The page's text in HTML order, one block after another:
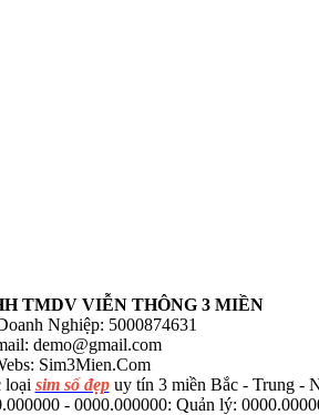
TMDV VIỄN THÔNG 3 MIỀN
Nghiệp: 5000874631
demo@gmail.com
Sim3Mien.Com
loại sim số đẹpuy tín 3 miền Bắc - Trung -
- 0000.000000: Quản lý: